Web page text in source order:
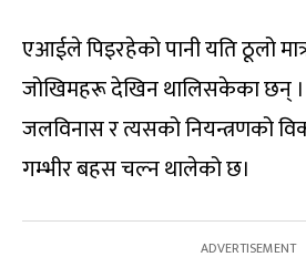
एआईले पिइरहेको पानी यति ठूलो
जोखिमहरू देखिन थालिसकेका छन्
जलविनास र त्यसको नियन्त्रणको
गम्भीर बहस चल्न थालेको छ।